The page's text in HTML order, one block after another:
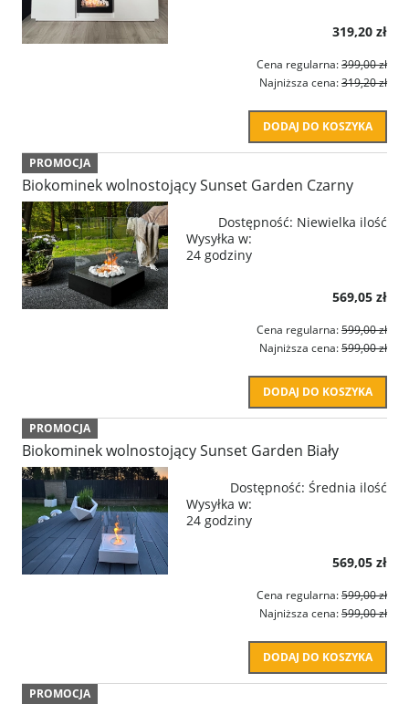
319,20 zł
Cena regularna:399,00 zł
Najniższa cena:319,20 zł
DODAJ DO KOSZYKA
Biokominek wolnostojący Sunset Garden Czarny
Dostępność: Niewielka ilość
Wysyłka w:
24 godziny
569,05 zł
Cena regularna:599,00 zł
Najniższa cena:599,00 zł
DODAJ DO KOSZYKA
PROMOCJA
Biokominek wolnostojący Sunset Garden Biały
Dostępność: Średnia ilość
Wysyłka w:
24 godziny
569,05 zł
Cena regularna:599,00 zł
Najniższa cena:599,00 zł
DODAJ DO KOSZYKA
PROMOCJA
PROMOCJA